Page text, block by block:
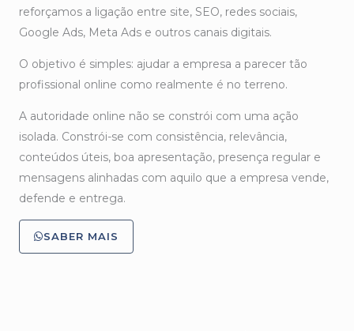
reforçamos a ligação entre site, SEO, redes sociais,
Google Ads, Meta Ads e outros canais digitais.
O objetivo é simples: ajudar a empresa a parecer tão
profissional online como realmente é no terreno.
A autoridade online não se constrói com uma ação
isolada. Constrói-se com consistência, relevância,
conteúdos úteis, boa apresentação, presença regular e
mensagens alinhadas com aquilo que a empresa vende,
defende e entrega.
SABER MAIS